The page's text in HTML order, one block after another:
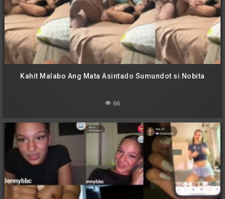
Kahit Malabo Ang Mata Asintado Sumundot si Nobita
66